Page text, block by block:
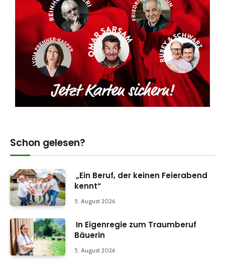
Schon gelesen?
„Ein Beruf, der keinen Feierabend
kennt“
5. August 2026
In Eigenregie zum Traumberuf
Bäuerin
5. August 2026